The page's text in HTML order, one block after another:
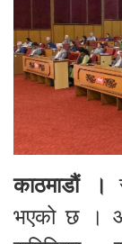
काठमाडौं ।
भएको छ ।